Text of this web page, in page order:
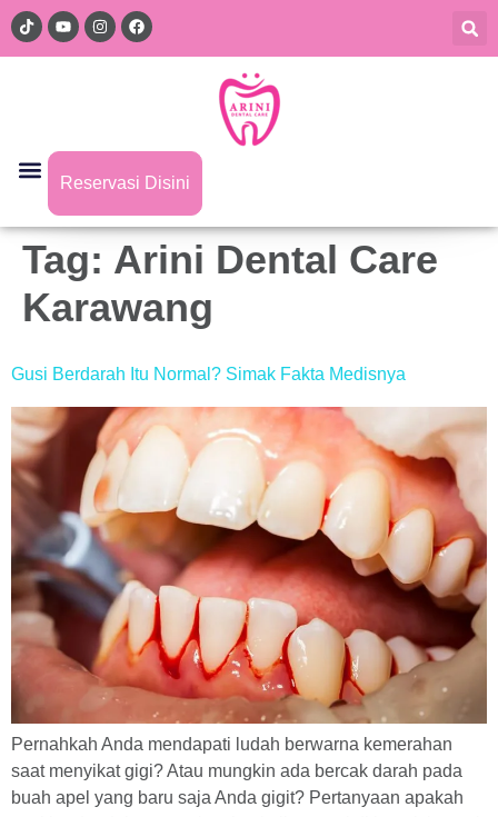
Reservasi Disini
Tag: Arini Dental Care
Karawang
Gusi Berdarah Itu Normal? Simak Fakta Medisnya
Pernahkah Anda mendapati ludah berwarna kemerahan
saat menyikat gigi? Atau mungkin ada bercak darah pada
buah apel yang baru saja Anda gigit? Pertanyaan apakah